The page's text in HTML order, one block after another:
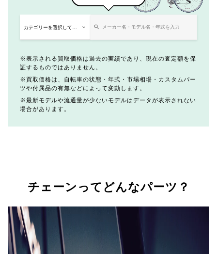
表示される買取価格は過去の実績であり、現在の査定額を保
証するものではありません。
買取価格は、自転車の状態・年式・市場相場・カスタムパー
ツや付属品の有無などによって変動します。
最新モデルや流通量が少ないモデルはデータが表示されない
場合があります。
チェーンってどんなパーツ？